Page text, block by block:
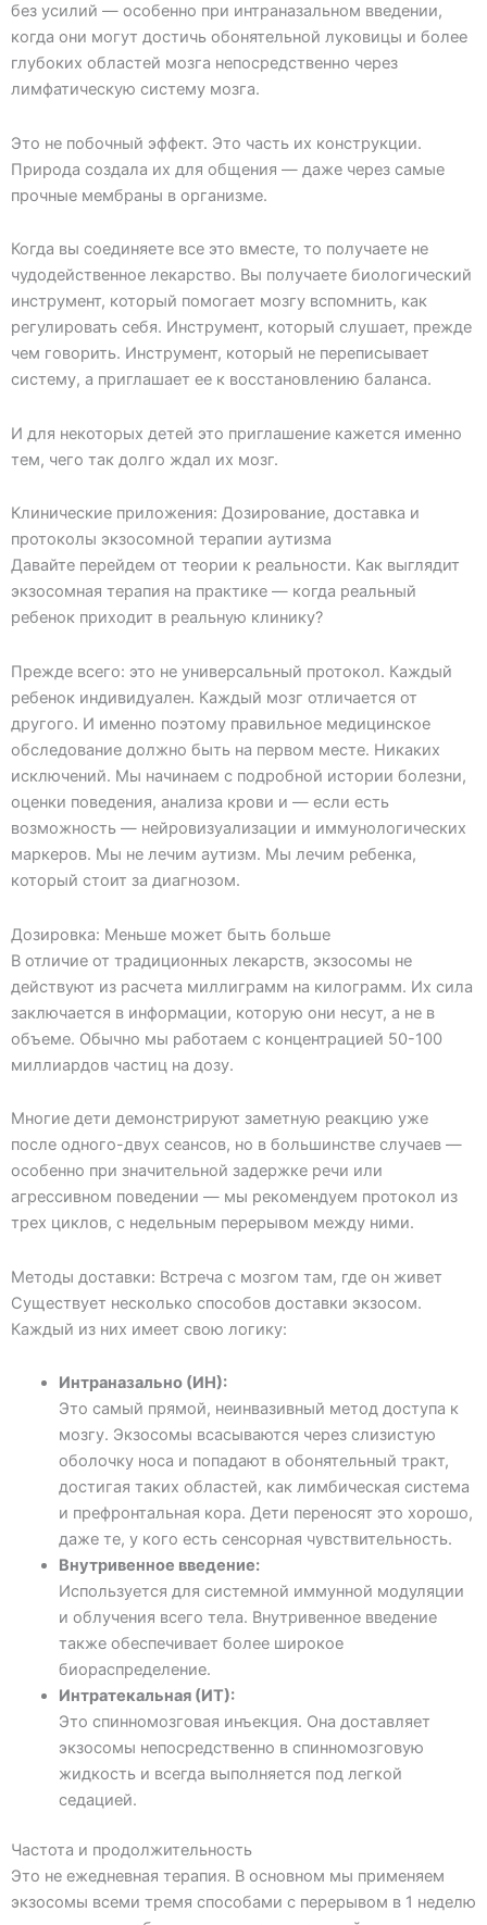
без усилий — особенно при интраназальном введении,
когда они могут достичь обонятельной луковицы и более
глубоких областей мозга непосредственно через
лимфатическую систему мозга.
Это не побочный эффект. Это часть их конструкции.
Природа создала их для общения — даже через самые
прочные мембраны в организме.
Когда вы соединяете все это вместе, то получаете не
чудодейственное лекарство. Вы получаете биологический
инструмент, который помогает мозгу вспомнить, как
регулировать себя. Инструмент, который слушает, прежде
чем говорить. Инструмент, который не переписывает
систему, а приглашает ее к восстановлению баланса.
И для некоторых детей это приглашение кажется именно
тем, чего так долго ждал их мозг.
Клинические приложения: Дозирование, доставка и
протоколы экзосомной терапии аутизма
Давайте перейдем от теории к реальности. Как выглядит
экзосомная терапия на практике — когда реальный
ребенок приходит в реальную клинику?
Прежде всего: это не универсальный протокол. Каждый
ребенок индивидуален. Каждый мозг отличается от
другого. И именно поэтому правильное медицинское
обследование должно быть на первом месте. Никаких
исключений. Мы начинаем с подробной истории болезни,
оценки поведения, анализа крови и — если есть
возможность — нейровизуализации и иммунологических
маркеров. Мы не лечим аутизм. Мы лечим ребенка,
который стоит за диагнозом.
Дозировка: Меньше может быть больше
В отличие от традиционных лекарств, экзосомы не
действуют из расчета миллиграмм на килограмм. Их сила
заключается в информации, которую они несут, а не в
объеме. Обычно мы работаем с концентрацией 50-100
миллиардов частиц на дозу.
Многие дети демонстрируют заметную реакцию уже
после одного-двух сеансов, но в большинстве случаев —
особенно при значительной задержке речи или
агрессивном поведении — мы рекомендуем протокол из
трех циклов, с недельным перерывом между ними.
Методы доставки: Встреча с мозгом там, где он живет
Существует несколько способов доставки экзосом.
Каждый из них имеет свою логику:
Интраназально (ИН):
Это самый прямой, неинвазивный метод доступа к
мозгу. Экзосомы всасываются через слизистую
оболочку носа и попадают в обонятельный тракт,
достигая таких областей, как лимбическая система
и префронтальная кора. Дети переносят это хорошо,
даже те, у кого есть сенсорная чувствительность.
Внутривенное введение:
Используется для системной иммунной модуляции
и облучения всего тела. Внутривенное введение
также обеспечивает более широкое
биораспределение.
Интратекальная (ИТ):
Это спинномозговая инъекция. Она доставляет
экзосомы непосредственно в спинномозговую
жидкость и всегда выполняется под легкой
седацией.
Частота и продолжительность
Это не ежедневная терапия. В основном мы применяем
экзосомы всеми тремя способами с перерывом в 1 неделю